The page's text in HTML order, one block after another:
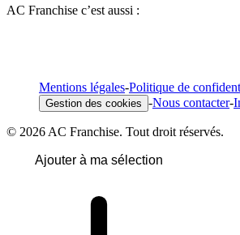
AC Franchise c’est aussi :
Mentions légales-Politique de
Gestion des cookies -Nous contacter-
© 2026 AC Franchise. Tout droit réservés.
Ajouter à ma sélection